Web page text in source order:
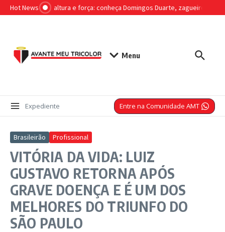
Ir para o conteúdo
Hot News
Liderança, altura e força: conheça Domingos Duarte, zagueiro que
Menu
Expediente Entre na Comunidade AMT
Brasileirão Profissional
VITÓRIA DA VIDA: LUIZ
GUSTAVO RETORNA APÓS
GRAVE DOENÇA E É UM DOS
MELHORES DO TRIUNFO DO
SÃO PAULO